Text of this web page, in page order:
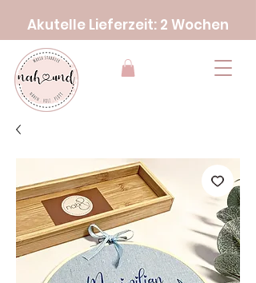
Akutelle Lieferzeit: 2 Wochen